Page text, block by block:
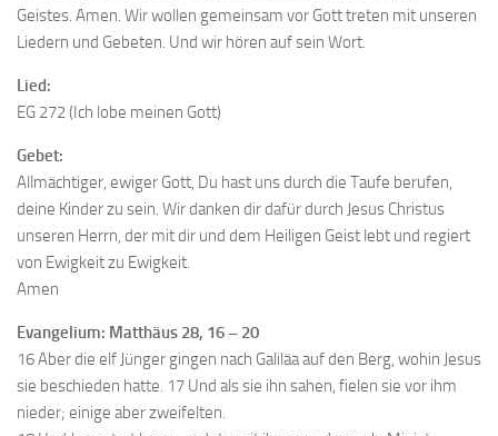
Geistes. Amen. Wir wollen gemeinsam vor Gott treten mit unseren
Liedern und Gebeten. Und wir hören auf sein Wort.
Lied:
EG 272 (Ich lobe meinen Gott)
Gebet:
Allmächtiger, ewiger Gott, Du hast uns durch die Taufe berufen,
deine Kinder zu sein. Wir danken dir dafür durch Jesus Christus
unseren Herrn, der mit dir und dem Heiligen Geist lebt und regiert
von Ewigkeit zu Ewigkeit.
Amen
Evangelium: Matthäus 28, 16 – 20
16 Aber die elf Jünger gingen nach Galiläa auf den Berg, wohin Jesus
sie beschieden hatte. 17 Und als sie ihn sahen, fielen sie vor ihm
nieder; einige aber zweifelten.